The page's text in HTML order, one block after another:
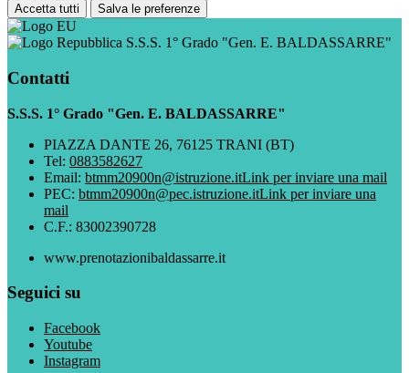
Accetta tutti Salva le preferenze
S.S.S. 1° Grado "Gen. E. BALDASSARRE"
Contatti
S.S.S. 1° Grado "Gen. E. BALDASSARRE"
PIAZZA DANTE 26, 76125 TRANI (BT)
Tel: 0883582627
Email: btmm20900n@istruzione.itLink per inviare una mail
PEC: btmm20900n@pec.istruzione.itLink per inviare una
mail
C.F.: 83002390728
www.prenotazionibaldassarre.it
Seguici su
Facebook
Youtube
Instagram